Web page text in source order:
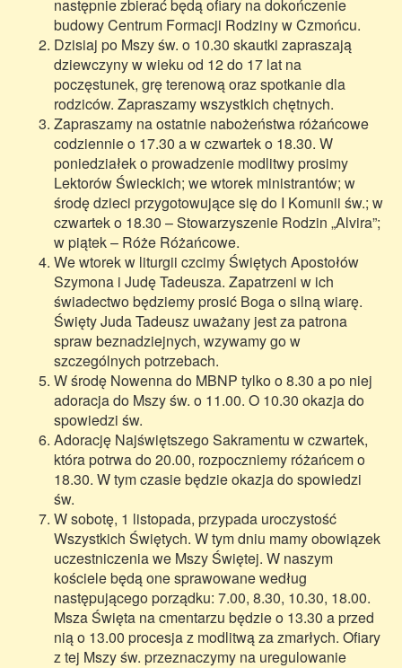
następnie zbierać będą ofiary na dokończenie
budowy Centrum Formacji Rodziny w Czmońcu.
Dzisiaj po Mszy św. o 10.30 skautki zapraszają
dziewczyny w wieku od 12 do 17 lat na
poczęstunek, grę terenową oraz spotkanie dla
rodziców. Zapraszamy wszystkich chętnych.
Zapraszamy na ostatnie nabożeństwa różańcowe
codziennie o 17.30 a w czwartek o 18.30. W
poniedziałek o prowadzenie modlitwy prosimy
Lektorów Świeckich; we wtorek ministrantów; w
środę dzieci przygotowujące się do I Komunii św.; w
czwartek o 18.30 – Stowarzyszenie Rodzin „Alvira”;
w piątek – Róże Różańcowe.
We wtorek w liturgii czcimy Świętych Apostołów
Szymona i Judę Tadeusza. Zapatrzeni w ich
świadectwo będziemy prosić Boga o silną wiarę.
Święty Juda Tadeusz uważany jest za patrona
spraw beznadziejnych, wzywamy go w
szczególnych potrzebach.
W środę Nowenna do MBNP tylko o 8.30 a po niej
adoracja do Mszy św. o 11.00. O 10.30 okazja do
spowiedzi św.
Adorację Najświętszego Sakramentu w czwartek,
która potrwa do 20.00, rozpoczniemy różańcem o
18.30. W tym czasie będzie okazja do spowiedzi
św.
W sobotę, 1 listopada, przypada uroczystość
Wszystkich Świętych. W tym dniu mamy obowiązek
uczestniczenia we Mszy Świętej. W naszym
kościele będą one sprawowane według
następującego porządku: 7.00, 8.30, 10.30, 18.00.
Msza Święta na cmentarzu będzie o 13.30 a przed
nią o 13.00 procesja z modlitwą za zmarłych. Ofiary
z tej Mszy św. przeznaczymy na uregulowanie